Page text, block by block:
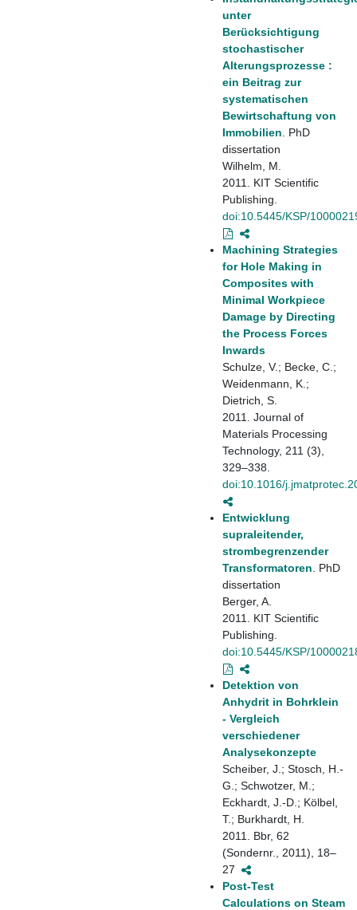
unter
Berücksichtigung
stochastischer
Alterungsprozesse :
ein Beitrag zur
systematischen
Bewirtschaftung von
Immobilien . PhD
dissertation
Wilhelm, M.
2011. KIT Scientific
Publishing.
doi:10.5445/KSP/
Machining Strategies
for Hole Making in
Composites with
Minimal Workpiece
Damage by Directing
the Process Forces
Inwards
Schulze, V.; Becke, C.;
Weidenmann, K.;
Dietrich, S.
2011. Journal of
Materials Processing
Technology, 211 (3),
329–338.
doi:10.1016/
Entwicklung
supraleitender,
strombegrenzender
Transformatoren . PhD
dissertation
Berger, A.
2011. KIT Scientific
Publishing.
doi:10.5445/KSP/
Detektion von
Anhydrit in Bohrklein
- Vergleich
verschiedener
Analysekonzepte
Scheiber, J.; Stosch, H.-
G.; Schwotzer, M.;
Eckhardt, J.-D.; Kölbel,
T.; Burkhardt, H.
2011. Bbr, 62
(Sondernr., 2011), 18–
27
Post-Test
Calculations on Steam